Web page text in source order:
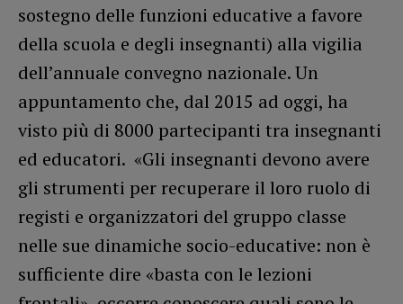
sostegno delle funzioni educative a favore
della scuola e degli insegnanti) alla vigilia
dell’annuale convegno nazionale. Un
appuntamento che, dal 2015 ad oggi, ha
visto più di 8000 partecipanti tra insegnanti
ed educatori. «Gli insegnanti devono avere
gli strumenti per recuperare il loro ruolo di
registi e organizzatori del gruppo classe
nelle sue dinamiche socio-educative: non è
sufficiente dire «basta con le lezioni